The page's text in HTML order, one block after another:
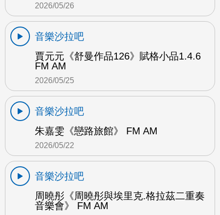
2026/05/26
音樂沙拉吧
賈元元《舒曼作品126》賦格小品1.4.6
FM AM
2026/05/25
音樂沙拉吧
朱嘉雯《戀路旅館》 FM AM
2026/05/22
音樂沙拉吧
周曉彤《周曉彤與埃里克.格拉茲二重奏
音樂會》 FM AM